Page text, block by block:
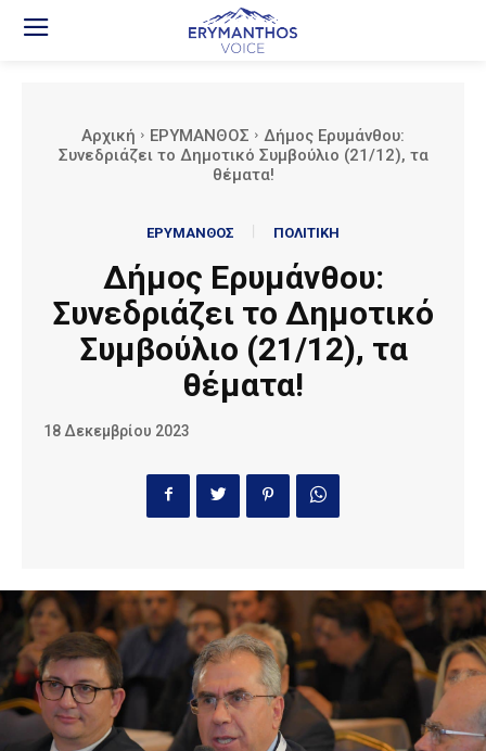
Αρχική ΕΡΥΜΑΝΘΟΣ
Δήμος Ερυμάνθου:
Συνεδριάζει το Δημοτικό Συμβούλιο (21/12), τα
θέματα!
ΕΡΥΜΑΝΘΟΣ ΠΟΛΙΤΙΚΗ
Δήμος Ερυμάνθου:
Συνεδριάζει το Δημοτικό
Συμβούλιο (21/12), τα
θέματα!
18 Δεκεμβρίου 2023